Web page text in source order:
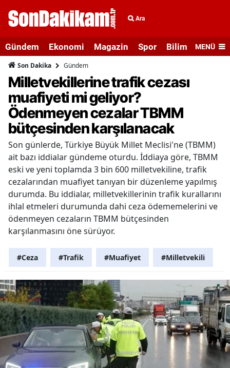
Ara
Gündem Ekonomi Magazin Spor Bilim veMENÜ
Son Dakika Gündem
Milletvekillerine trafik cezası
muafiyeti mi geliyor?
Ödenmeyen cezalar TBMM
bütçesinden karşılanacak
Son günlerde, Türkiye Büyük Millet Meclisi'ne (TBMM)
ait bazı iddialar gündeme oturdu. İddiaya göre, TBMM
eski ve yeni toplamda 3 bin 600 milletvekiline, trafik
cezalarından muafiyet tanıyan bir düzenleme yapılmış
durumda. Bu iddialar, milletvekillerinin trafik kurallarını
ihlal etmeleri durumunda dahi ceza ödememelerini ve
ödenmeyen cezaların TBMM bütçesinden
karşılanmasını öne sürüyor.
#Ceza #Trafik #Muafiyet #Milletvekili